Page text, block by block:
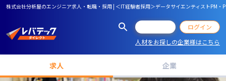
株式会社分析屋のエンジニア求人・転職・採用 | ＜IT経験者採用＞データサイエンティストPM
ログイン
人材をお探しの企業様はこちら
求人 企業